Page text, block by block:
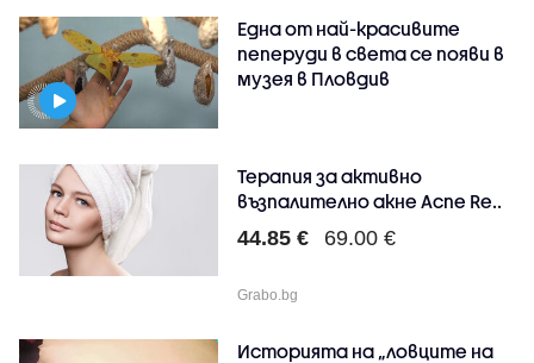
Една от най-красивите
пеперуди в света се появи в
музея в Пловдив
Терапия за активно
възпалително акне Acne Re..
44.85 € 69.00 €
Grabo.bg
Историята на „ловците на